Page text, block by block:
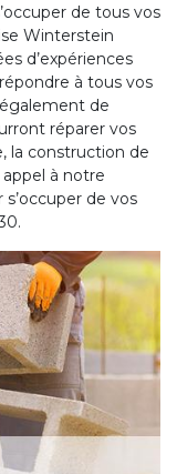
de tous vos
Winterstein
d’expériences
à tous vos
de
réparer vos
la construction de
appel à notre
de vos